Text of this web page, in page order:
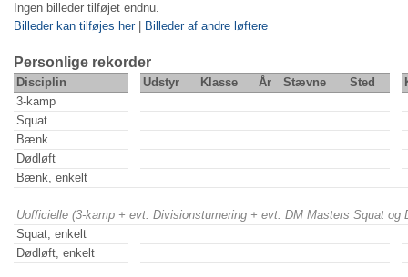
Ingen billeder tilføjet endnu.
Billeder kan tilføjes her| Billeder af andre løftere
Personlige rekorder
Disciplin Udstyr Klasse År Stævne Sted
3-kamp
Squat
Bænk
Dødløft
Bænk, enkelt
Uofficielle (3-kamp + evt. Divisionsturnering + evt. DM Masters Squat
Squat, enkelt
Dødløft, enkelt